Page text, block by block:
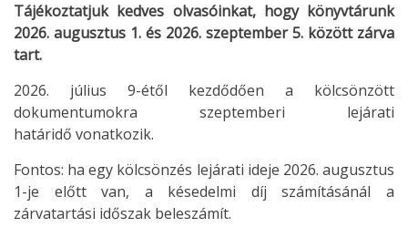
Tájékoztatjuk kedves olvasóinkat, hogy könyvtárunk
2026. augusztus 1. és 2026. szeptember 5. között zárva
tart.
2026. július 9-étől kezdődően a kölcsönzött
dokumentumokra szeptemberi lejárati
határidő vonatkozik.
Fontos: ha egy kölcsönzés lejárati ideje 2026. augusztus
1-je előtt van, a késedelmi díj számításánál a
zárvatartási időszak beleszámít.